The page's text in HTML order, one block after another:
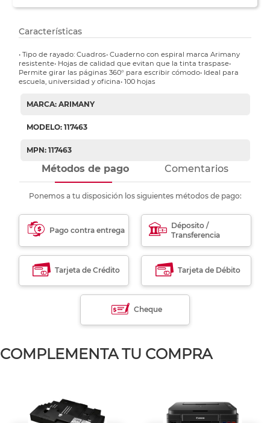
Características
• Tipo de rayado: Cuadros• Cuaderno con espiral marca Arimany
resistente• Hojas de calidad que evitan que la tinta traspase•
Permite girar las páginas 360° para escribir cómodo• Ideal para
escuela, universidad y oficina• 100 hojas
MARCA: ARIMANY
MODELO: 117463
MPN: 117463
Métodos de pago Comentarios
Ponemos a tu disposición los siguientes métodos de pago:
Pago contra entrega
Déposito /
Transferencia
Tarjeta de Crédito Tarjeta de Débito
Cheque
COMPLEMENTA TU COMPRA